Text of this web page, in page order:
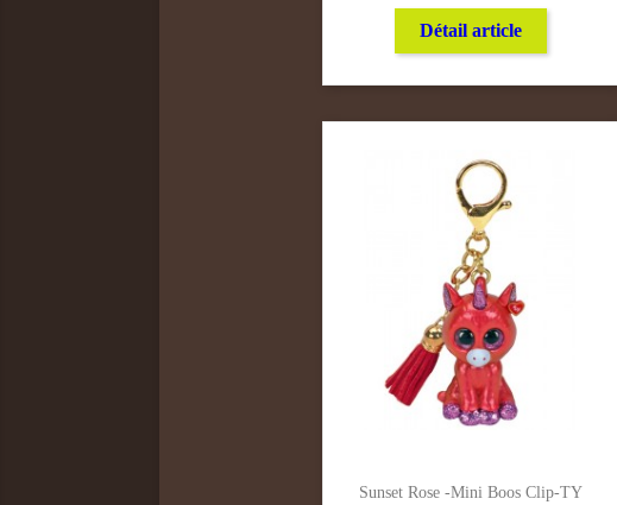
Détail article
Sunset Rose -Mini Boos Clip-TY